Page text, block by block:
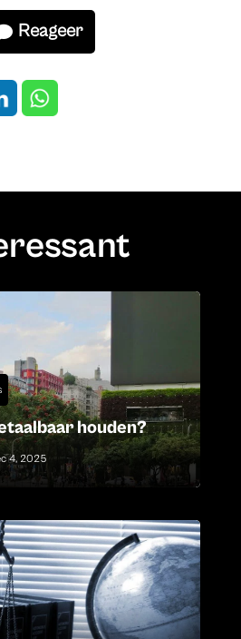
Reageer
houden?
4, 2025